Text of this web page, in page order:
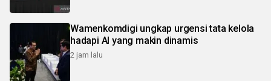
Wamenkomdigi ungkap urgensi tata kelola
hadapi AI yang makin dinamis
2 jam lalu